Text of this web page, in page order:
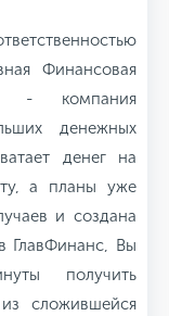
Финансовая
- компания
денежных
денег на
а планы уже
и создана
ГлавФинанс, Вы
получить
сложившейся